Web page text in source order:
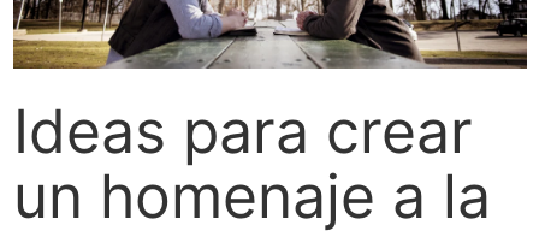
Ideas para crear
un homenaje a la